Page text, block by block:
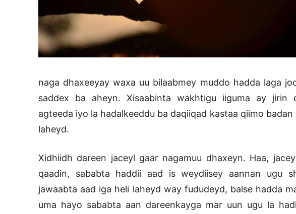
naga dhaxeeyay waxa uu bilaabmey muddo hadda laga
saddex ba aheyn. Xisaabinta wakhtigu iiguma ay jirin
agteeda iyo la hadalkeeddu ba daqiiqad kastaa qiimo
laheyd.
Xidhiidh dareen jaceyl gaar nagamuu dhaxeyn. Haa,
qaadin, sababta haddii aad is weydiisey aannan ugu
jawaabta aad iga heli laheyd way fududeyd, balse hadda
uma hayo sababta aan dareenkayga mar uun ugu la